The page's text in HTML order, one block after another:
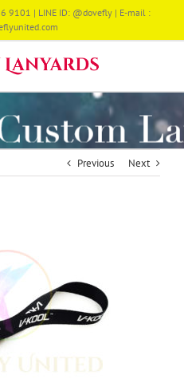
9101 | LINE ID: @dovefly | E-mail :
Previous Next